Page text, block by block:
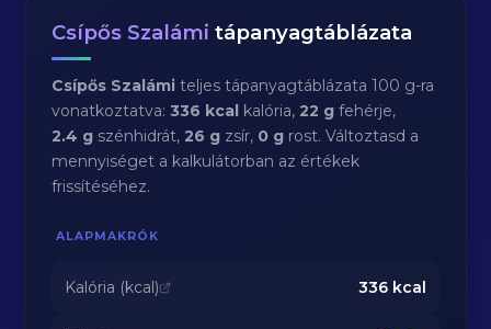
Csípős Szalámi tápanyagtáblázata
Csípős Szalámi teljes tápanyagtáblázata 100 g-ra
vonatkoztatva:336 kcal kalória,22 g fehérje,
2.4 g szénhidrát,26 g zsír, 0 g rost. Változtasd a
mennyiséget a kalkulátorban az értékek
frissítéséhez.
ALAPMAKRÓK
Kalória (kcal) 336kcal